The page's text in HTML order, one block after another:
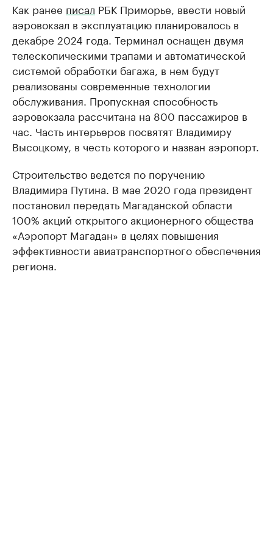
Как ранее писал РБК Приморье, ввести новый
аэровокзал в эксплуатацию планировалось в
декабре 2024 года. Терминал оснащен двумя
телескопическими трапами и автоматической
системой обработки багажа, в нем будут
реализованы современные технологии
обслуживания. Пропускная способность
аэровокзала рассчитана на 800 пассажиров в
час. Часть интерьеров посвятят Владимиру
Высоцкому, в честь которого и назван аэропорт.
Строительство ведется по поручению
Владимира Путина. В мае 2020 года президент
постановил передать Магаданской области
100% акций открытого акционерного общества
«Аэропорт Магадан» в целях повышения
эффективности авиатранспортного обеспечения
региона.